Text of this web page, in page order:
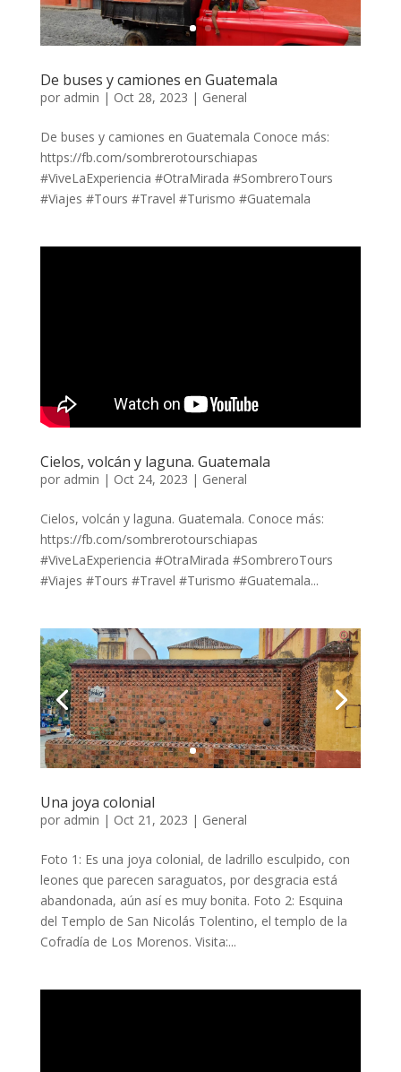
De buses y camiones en Guatemala
por admin | Oct 28, 2023 | General
De buses y camiones en Guatemala Conoce más:
https://fb.com/sombrerotourschiapas
#ViveLaExperiencia #OtraMirada #SombreroTours
#Viajes #Tours #Travel #Turismo #Guatemala
Cielos, volcán y laguna. Guatemala
por admin | Oct 24, 2023 | General
Cielos, volcán y laguna. Guatemala. Conoce más:
https://fb.com/sombrerotourschiapas
#ViveLaExperiencia #OtraMirada #SombreroTours
#Viajes #Tours #Travel #Turismo #Guatemala...
Una joya colonial
por admin | Oct 21, 2023 | General
Foto 1: Es una joya colonial, de ladrillo esculpido, con
leones que parecen saraguatos, por desgracia está
abandonada, aún así es muy bonita. Foto 2: Esquina
del Templo de San Nicolás Tolentino, el templo de la
Cofradía de Los Morenos. Visita:...